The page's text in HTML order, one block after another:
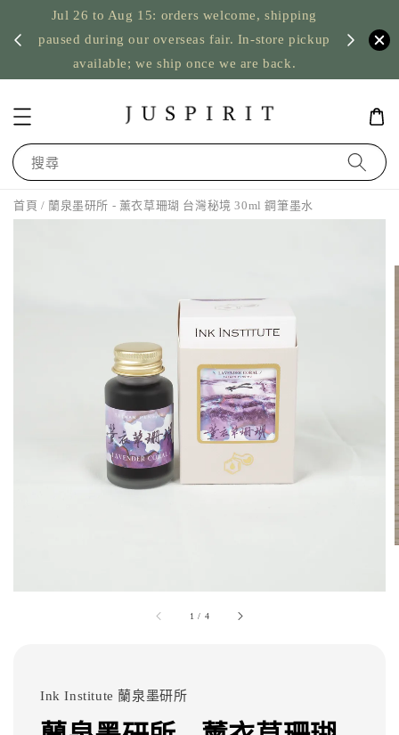
Jul 26 to Aug 15: orders welcome, shipping
paused during our overseas fair. In-store pickup
available; we ship once we are back.
US
搜尋
首頁 / 蘭泉墨研所 - 薰衣草珊瑚 台灣秘境 30ml 鋼筆墨水
1 / 4
Ink Institute 蘭泉墨研所